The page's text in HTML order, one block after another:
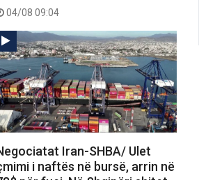
04/08 09:04
Iran-SHBA/ Ulet
i naftës në bursë, arrin në